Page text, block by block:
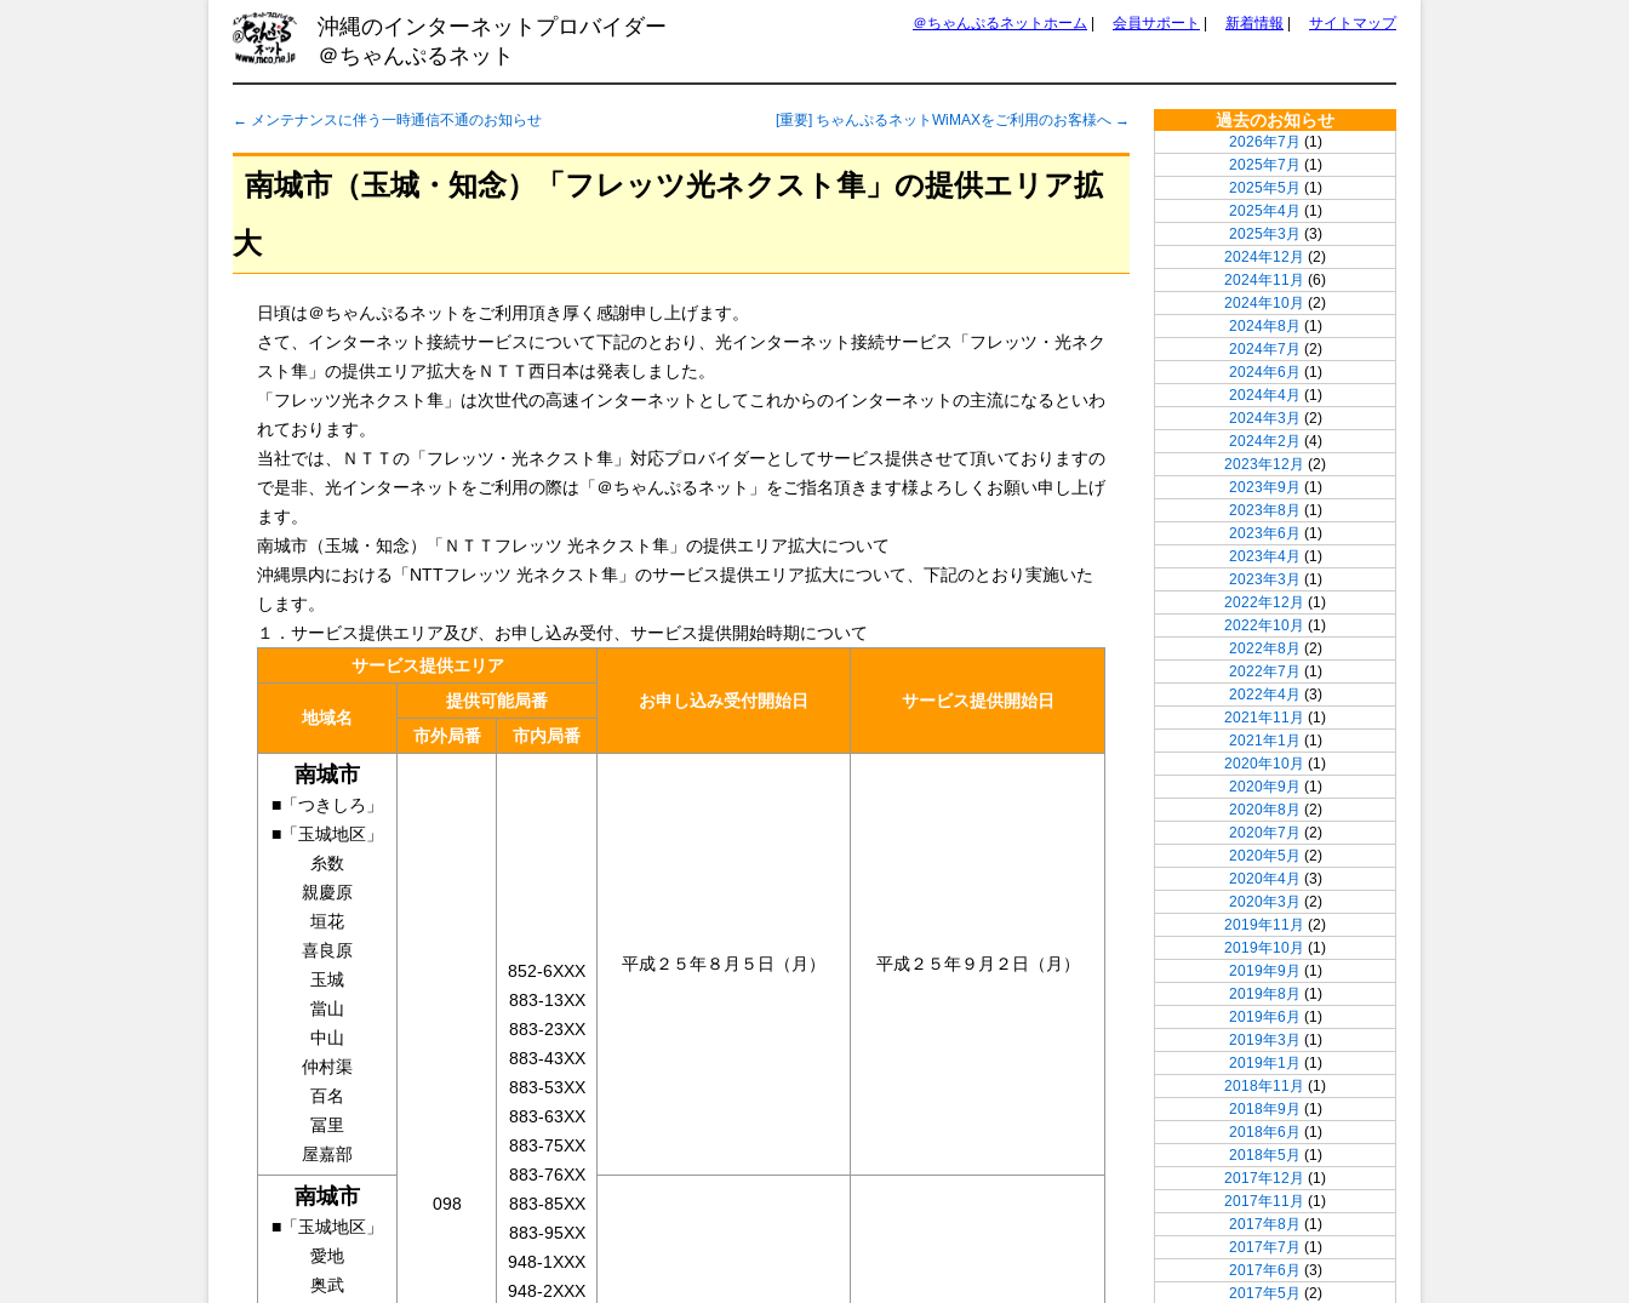
＠ちゃんぷるネットホーム 会員サポート 新着情報 サイトマップ
沖縄のインターネットプロバイダー
＠ちゃんぷるネット
← メンテナンスに伴う一時通信不通のお知らせ [重要] ちゃんぷるネットWiMAXをご利用のお客様へ →
南城市（玉城・知念）「フレッツ光ネクスト隼」の提供エリア拡
大
日頃は＠ちゃんぷるネットをご利用頂き厚く感謝申し上げます。
さて、インターネット接続サービスについて下記のとおり、光インターネット接続サービス「フレッツ・光ネク
スト隼」の提供エリア拡大をＮＴＴ西日本は発表しました。
「フレッツ光ネクスト隼」は次世代の高速インターネットとしてこれからのインターネットの主流になるといわ
れております。
当社では、ＮＴＴの「フレッツ・光ネクスト隼」対応プロバイダーとしてサービス提供させて頂いておりますの
で是非、光インターネットをご利用の際は「＠ちゃんぷるネット」をご指名頂きます様よろしくお願い申し上げ
ます。
南城市（玉城・知念）「ＮＴＴフレッツ 光ネクスト隼」の提供エリア拡大について
沖縄県内における「NTTフレッツ 光ネクスト隼」のサービス提供エリア拡大について、下記のとおり実施いた
します。
１．サービス提供エリア及び、お申し込み受付、サービス提供開始時期について
サービス提供エリア
お申し込み受付開始日
サービス提供開始日
地域名
提供可能局番
市外局番
市内局番
南城市
■「つきしろ」
■「玉城地区」
糸数
親慶原
垣花
喜良原
玉城
當山
中山
仲村渠
百名
冨里
屋嘉部
098
852-6XXX
883-13XX
883-23XX
883-43XX
883-53XX
883-63XX
883-75XX
883-76XX
883-85XX
883-95XX
948-1XXX
948-2XXX
平成２５年８月５日（月） 平成２５年９月２日（月）
南城市
■「玉城地区」
愛地
奥武
過去のお知らせ
2026年7月 (1)
2025年7月 (1)
2025年5月 (1)
2025年4月 (1)
2025年3月 (3)
2024年12月 (2)
2024年11月 (6)
2024年10月 (2)
2024年8月 (1)
2024年7月 (2)
2024年6月 (1)
2024年4月 (1)
2024年3月 (2)
2024年2月 (4)
2023年12月 (2)
2023年9月 (1)
2023年8月 (1)
2023年6月 (1)
2023年4月 (1)
2023年3月 (1)
2022年12月 (1)
2022年10月 (1)
2022年8月 (2)
2022年7月 (1)
2022年4月 (3)
2021年11月 (1)
2021年1月 (1)
2020年10月 (1)
2020年9月 (1)
2020年8月 (2)
2020年7月 (2)
2020年5月 (2)
2020年4月 (3)
2020年3月 (2)
2019年11月 (2)
2019年10月 (1)
2019年9月 (1)
2019年8月 (1)
2019年6月 (1)
2019年3月 (1)
2019年1月 (1)
2018年11月 (1)
2018年9月 (1)
2018年6月 (1)
2018年5月 (1)
2017年12月 (1)
2017年11月 (1)
2017年8月 (1)
2017年7月 (1)
2017年6月 (3)
2017年5月 (2)